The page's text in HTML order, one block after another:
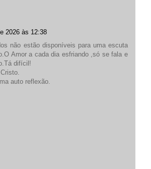
2026 às 12:38
não estão disponíveis para uma escuta
Amor a cada dia esfriando ,só se fala e
difícil!
auto reflexão.